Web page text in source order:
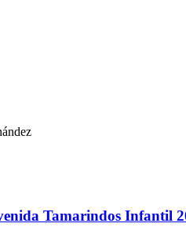
Tamarindos Infantil